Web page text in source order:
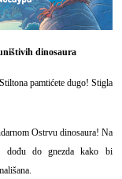
dinosaura
pamtićete dugo! Stigla
Ostrvu dinosaura! Na
dođu do gnezda kako bi